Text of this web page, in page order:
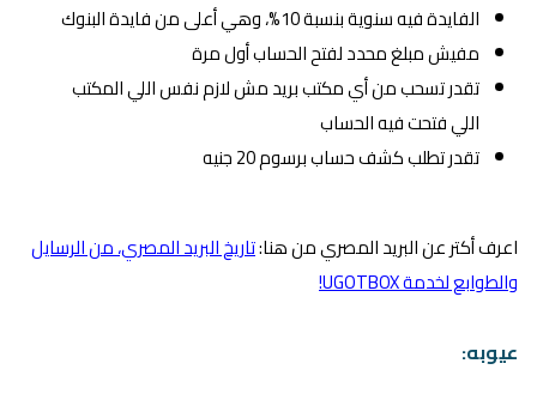
الفايدة فيه سنوية بنسبة 10%، وهي أعلى من فايدة البنوك
مفيش مبلغ محدد لفتح الحساب أول مرة
تقدر تسحب من أي مكتب بريد مش لازم نفس اللي المكتب
اللي فتحت فيه الحساب
تقدر تطلب كشف حساب برسوم 20 جنيه
اعرف أكتر عن البريد المصري من هنا:تاريخ البريد المصري، من الرسايل
والطوابع لخدمة UGOTBOX!
عيوبه: